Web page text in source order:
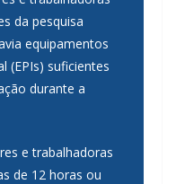
da pesquisa
equipamentos
(EPIs) suficientes
durante a
e trabalhadoras
de 12 horas ou